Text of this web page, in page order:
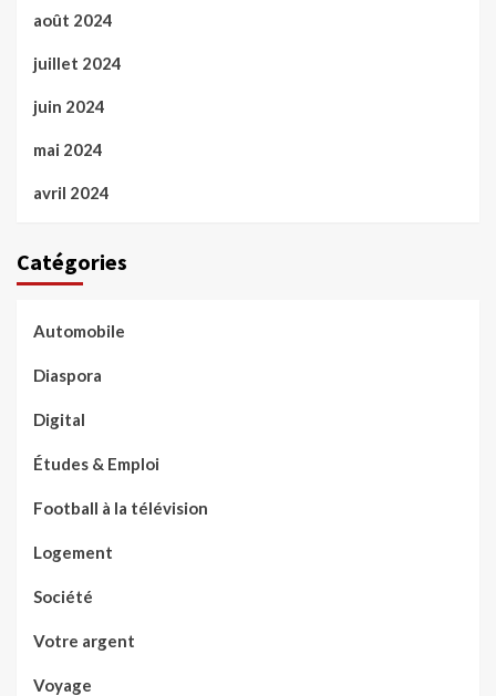
août 2024
juillet 2024
juin 2024
mai 2024
avril 2024
Catégories
Automobile
Diaspora
Digital
Études & Emploi
Football à la télévision
Logement
Société
Votre argent
Voyage